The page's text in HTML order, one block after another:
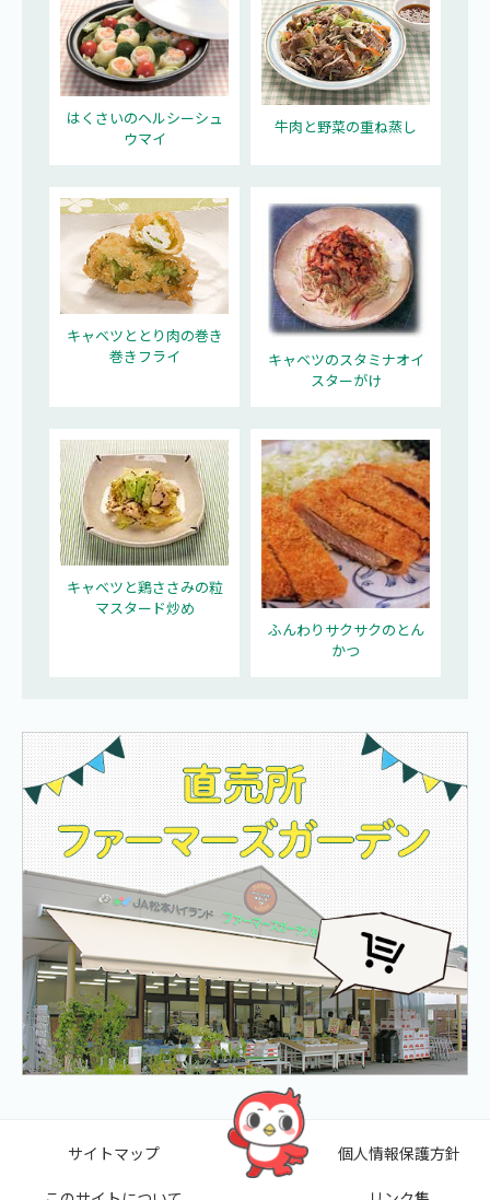
はくさいのヘルシーシュ
ウマイ
牛肉と野菜の重ね蒸し
キャベツととり肉の巻き
巻きフライ
キャベツのスタミナオイ
スターがけ
キャベツと鶏ささみの粒
マスタード炒め
ふんわりサクサクのとん
かつ
サイトマップ 個人情報保護方針